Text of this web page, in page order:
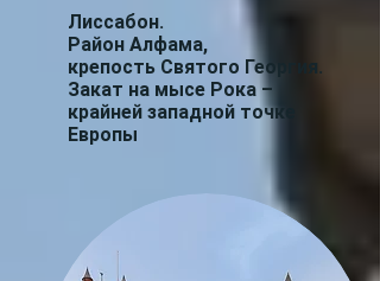
Лиссабон.
Район Алфама,
крепость Святого Георгия.
Закат на мысе Рока –
крайней западной точке
Европы